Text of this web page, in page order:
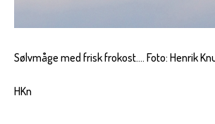
Sølvmåge med frisk frokost.... Foto: Henrik
HKn